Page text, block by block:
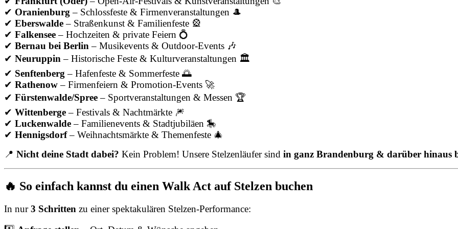
✔ Oranienburg– Schlossfeste & Firmenveranstaltungen 🎩
✔ Eberswalde– Straßenkunst & Familienfeste 🎡
✔ Falkensee– Hochzeiten & private Feiern 💍
✔ Bernau bei Berlin– Musikevents & Outdoor-Events 🎶
✔ Neuruppin– Historische Feste & Kulturveranstaltungen 🏛
✔ Senftenberg– Hafenfeste & Sommerfeste 🌅
✔ Rathenow– Firmenfeiern & Promotion-Events 🚀
✔ Fürstenwalde/Spree– Sportveranstaltungen & Messen 🏆
✔ Wittenberge– Festivals & Nachtmärkte 🎆
✔ Luckenwalde– Familienevents & Stadtjubiläen 🎠
✔ Hennigsdorf– Weihnachtsmärkte & Themenfeste 🎄
📍 Nicht deine Stadt dabei? Kein Problem! Unsere Stelzenläufer sind in ganz Brandenburg & darüber hinaus
🔥 So einfach kannst du einen Walk Act auf Stelzen buchen
In nur3 Schritten zu einer spektakulären Stelzen-Performance: